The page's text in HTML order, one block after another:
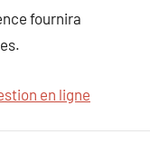
fournira
en ligne